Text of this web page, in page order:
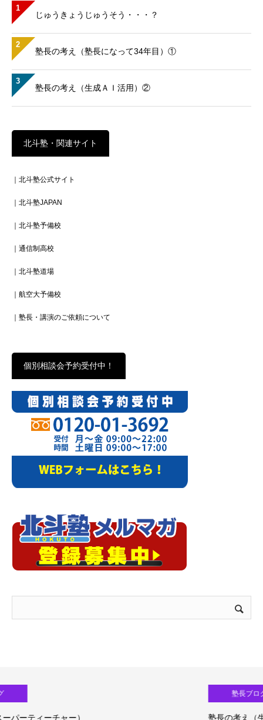
1
じゅうきょうじゅうそう・・・？
2
塾長の考え（塾長になって34年目）①
3
塾長の考え（生成ＡＩ活用）②
北斗塾・関連サイト
｜北斗塾公式サイト
｜北斗塾JAPAN
｜北斗塾予備校
｜通信制高校
｜北斗塾道場
｜航空大予備校
｜塾長・講演のご依頼について
個別相談会予約受付中！
塾長の考え（生成ＡＩ活用）③